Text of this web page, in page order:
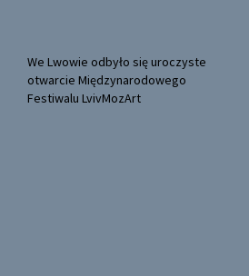
We Lwowie odbyło się uroczyste
otwarcie Międzynarodowego
Festiwalu LvivMozArt